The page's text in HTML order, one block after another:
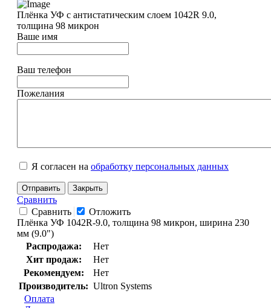
Плёнка УФ с антистатическим слоем 1042R 9.0,
толщина 98 микрон
Ваше имя
Ваш телефон
Пожелания
Я согласен на обработку персональных данных
Отправить Закрыть
Сравнить
Сравнить
Отложить
Плёнка УФ 1042R-9.0, толщина 98 микрон, ширина 230
мм (9.0")
Распродажа:
Нет
Хит продаж:
Нет
Рекомендуем:
Нет
Производитель: Ultron Systems
Оплата